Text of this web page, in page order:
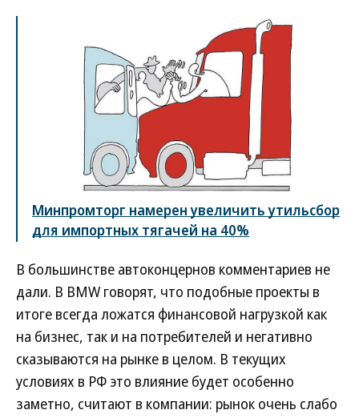
Минпромторг намерен увеличить утильсбор
для импортных тягачей на 40%
В большинстве автоконцернов комментариев не
дали. В BMW говорят, что подобные проекты в
итоге всегда ложатся финансовой нагрузкой как
на бизнес, так и на потребителей и негативно
сказываются на рынке в целом. В текущих
условиях в РФ это влияние будет особенно
заметно, считают в компании: рынок очень слабо